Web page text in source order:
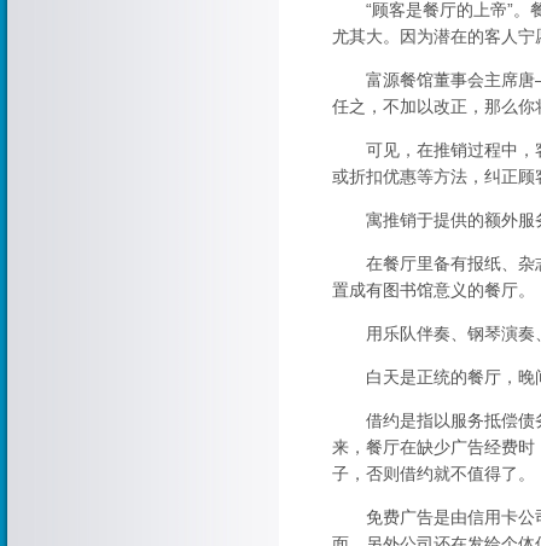
“顾客是餐厅的上帝”。
尤其大。因为潜在的客人
富源餐馆董事会主席唐—
任之，不加以改正，那么
可见，在推销过程中，客
或折扣优惠等方法，纠正
寓推销于提供的额外服
在餐厅里备有报纸、杂志
置成有图书馆意义的餐厅。
用乐队伴奏、钢琴演奏
白天是正统的餐厅，晚
借约是指以服务抵偿债
来，餐厅在缺少广告经费
子，否则借约就不值得了。
免费广告是由信用卡公